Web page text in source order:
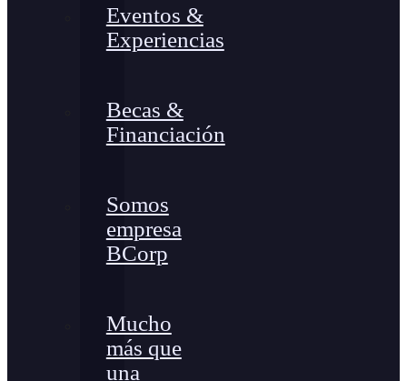
Eventos &
Experiencias
Becas &
Financiación
Somos
empresa
BCorp
Mucho
más que
una